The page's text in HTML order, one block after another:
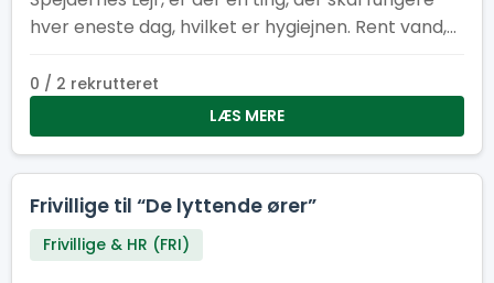
hver eneste dag, hvilket er hygiejnen. Rent vand,
er helt afgørende for, at lejren kan køre rundt og
være et trygt og rart sted for alle
0 / 2 rekrutteret
LÆS MERE
Frivillige til “De lyttende ører”
Frivillige & HR (FRI)